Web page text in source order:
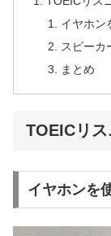
イヤホン
スピーカ
まとめ
TOEICリ
イヤホンを